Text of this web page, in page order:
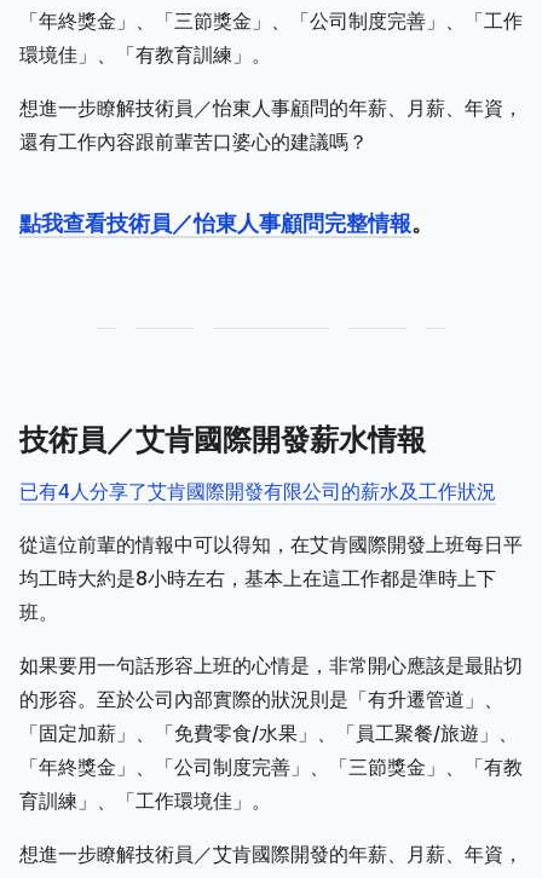
「年終獎金」、「三節獎金」、「公司制度完善」、「工作
環境佳」、「有教育訓練」。
想進一步瞭解技術員／怡東人事顧問的年薪、月薪、年資，
還有工作內容跟前輩苦口婆心的建議嗎？
點我查看技術員／怡東人事顧問完整情報。
技術員／艾肯國際開發薪水情報
已有4人分享了艾肯國際開發有限公司的薪水及工作狀況
從這位前輩的情報中可以得知，在艾肯國際開發上班每日平
均工時大約是8小時左右，基本上在這工作都是準時上下
班。
如果要用一句話形容上班的心情是，非常開心應該是最貼切
的形容。至於公司內部實際的狀況則是「有升遷管道」、
「固定加薪」、「免費零食/水果」、「員工聚餐/旅遊」、
「年終獎金」、「公司制度完善」、「三節獎金」、「有教
育訓練」、「工作環境佳」。
想進一步瞭解技術員／艾肯國際開發的年薪、月薪、年資，